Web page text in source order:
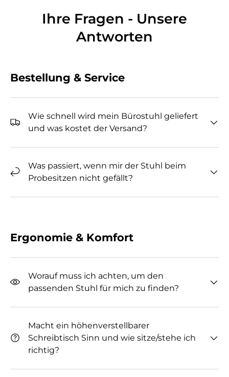
Ihre Fragen - Unsere
Antworten
Bestellung & Service
Wie schnell wird mein Bürostuhl geliefert
und was kostet der Versand?
Was passiert, wenn mir der Stuhl beim
Probesitzen nicht gefällt?
Ergonomie & Komfort
Worauf muss ich achten, um den
passenden Stuhl für mich zu finden?
Macht ein höhenverstellbarer
Schreibtisch Sinn und wie sitze/stehe ich
richtig?